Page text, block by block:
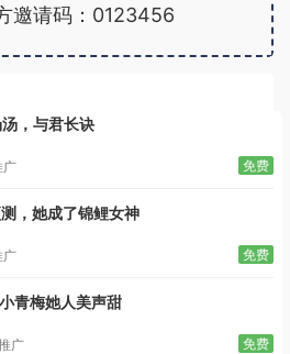
邀请码：0123456
，与君长诀
广 免费
，她成了锦鲤女神
广 免费
青梅她人美声甜
广 免费